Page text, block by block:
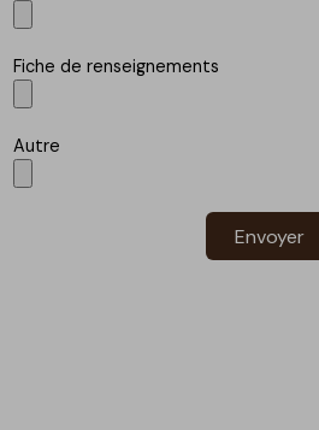
Fiche de renseignements
Autre
Envoyer